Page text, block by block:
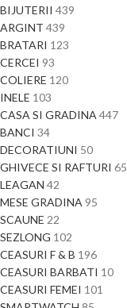
BIJUTERII 439
ARGINT 439
BRATARI 123
CERCEI 93
COLIERE 120
INELE 103
CASA SI GRADINA 447
BANCI 34
DECORATIUNI 50
GHIVECE SI RAFTURI 65
LEAGAN 42
MESE GRADINA 95
SCAUNE 22
SEZLONG 102
CEASURI F & B 196
CEASURI BARBATI 10
CEASURI FEMEI 101